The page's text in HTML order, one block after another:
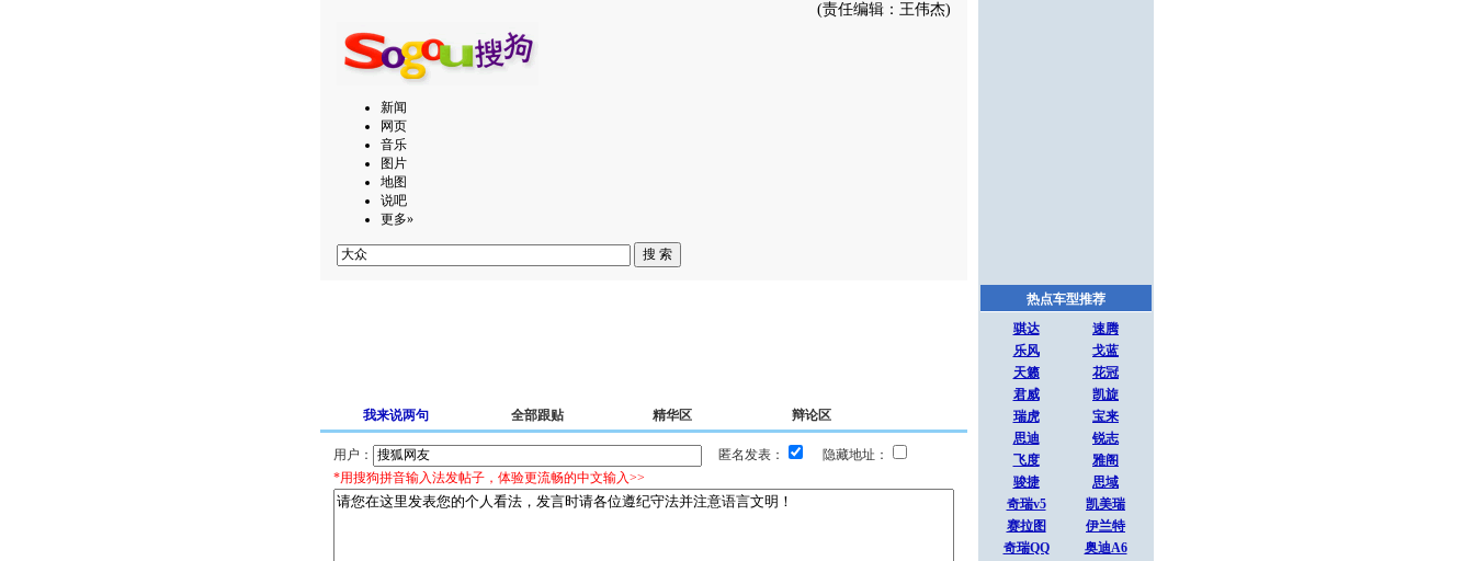
(责任编辑：王伟杰)
新闻
网页
音乐
图片
地图
说吧
更多»
我来说两句 全部跟贴 精华区 辩论区
用户： 匿名发表：
隐藏地址：
*用搜狗拼音输入法发帖子，体验更流畅的中文输入>>
热点车型推荐
骐达
速腾
乐风
戈蓝
天籁
花冠
君威
凯旋
瑞虎
宝来
思迪
锐志
飞度
雅阁
骏捷
思域
奇瑞v5
凯美瑞
赛拉图
伊兰特
奇瑞QQ
奥迪A6